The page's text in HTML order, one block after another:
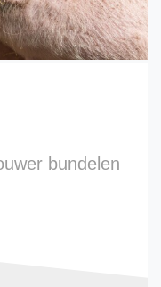
bundelen